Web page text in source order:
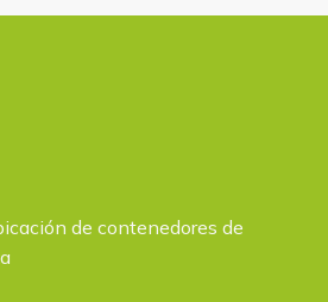
de contenedores de